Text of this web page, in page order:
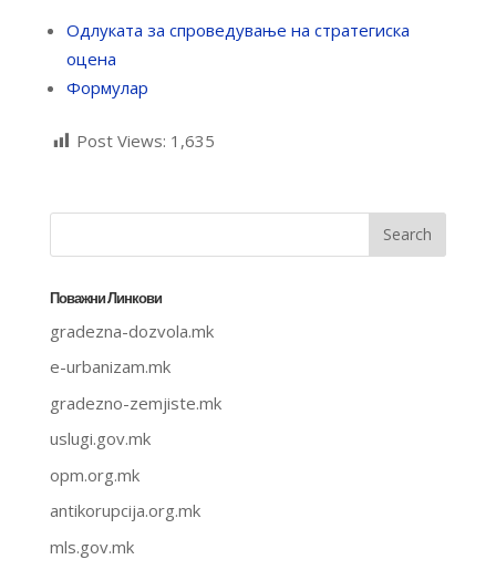
Одлуката за спроведување на стратегиска
оцена
Формулар
Post Views: 1,635
Поважни Линкови
gradezna-dozvola.mk
e-urbanizam.mk
gradezno-zemjiste.mk
uslugi.gov.mk
opm.org.mk
antikorupcija.org.mk
mls.gov.mk